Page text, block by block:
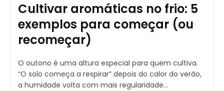
Cultivar aromáticas no frio: 5
exemplos para começar (ou
recomeçar)
O outono é uma altura especial para quem cultiva.
“O solo começa a respirar” depois do calor do verão,
a humidade volta com mais regularidade...